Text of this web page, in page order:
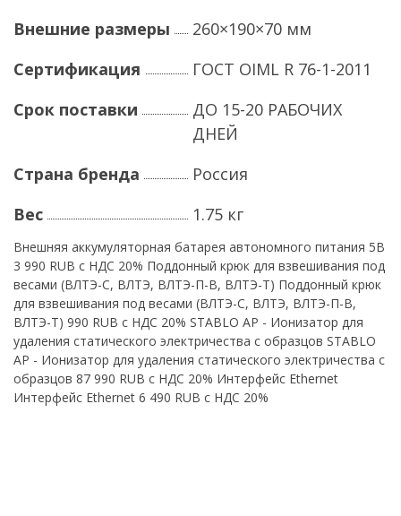
Внешние размеры
260×190×70 мм
Сертификация
ГОСТ OIML R 76-1-2011
Срок поставки
ДО 15-20 РАБОЧИХ
ДНЕЙ
Страна бренда
Россия
Вес
1.75 кг
Внешняя аккумуляторная батарея автономного питания 5В
3 990 RUB с НДС 20% Поддонный крюк для взвешивания под
весами (ВЛТЭ-С, ВЛТЭ, ВЛТЭ-П-В, ВЛТЭ-Т) Поддонный крюк
для взвешивания под весами (ВЛТЭ-С, ВЛТЭ, ВЛТЭ-П-В,
ВЛТЭ-Т) 990 RUB с НДС 20% STABLO AP - Ионизатор для
удаления статического электричества с образцов STABLO
AP - Ионизатор для удаления статического электричества с
образцов 87 990 RUB с НДС 20% Интерфейс Ethernet
Интерфейс Ethernet 6 490 RUB с НДС 20%